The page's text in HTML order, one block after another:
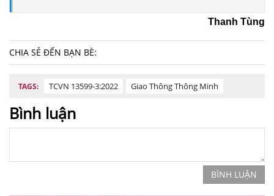
Thanh Tùng
CHIA SẺ ĐẾN BẠN BÈ:
TAGS: TCVN 13599-3:2022 Giao Thông Thông Minh
Bình luận
BÌNH LUẬN